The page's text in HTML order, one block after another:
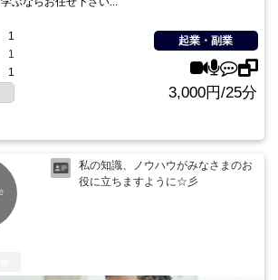
1
1
1
起業・副業
3,000円/25分
私の知識、ノウハウがみなさまのお
役に立ちますように☆彡